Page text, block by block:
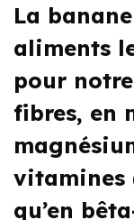
La
aliments
pour
fibres, en
vitamines
qu’en